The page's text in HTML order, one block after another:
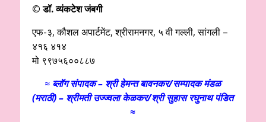
© डॉ. व्यंकटेश जंबगी
एफ-३, कौशल अपार्टमेंट, श्रीरामनगर, ५ वी गल्ली, सांगली –
४१६ ४१४
मो ९९७५६००८८७
≈ ब्लॉग संपादक – श्री हेमन्त बावनकर/सम्पादक मंडळ
(मराठी) – श्रीमती उज्ज्वला केळकर/श्री सुहास रघुनाथ पंडित
≈